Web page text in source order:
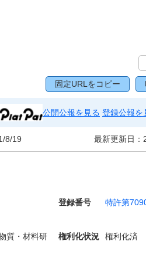
固定URLをコピー
公開公報を見る 登録公報を
8/19 最新更新日：
登録番号
特許第
質・材料研
権利化状況 権利化済